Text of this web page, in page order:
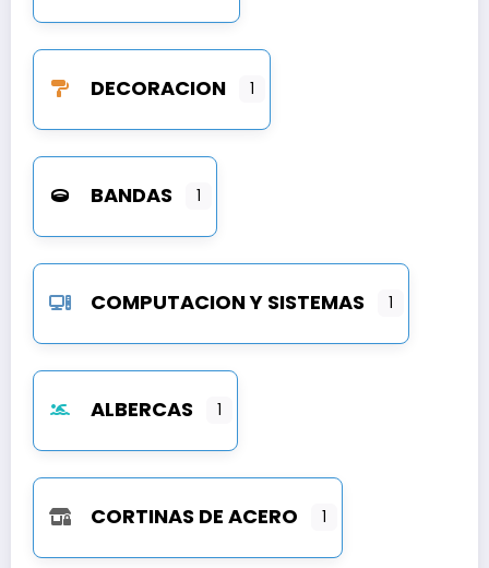
DECORACION 1
BANDAS 1
COMPUTACION Y SISTEMAS 1
ALBERCAS 1
CORTINAS DE ACERO 1